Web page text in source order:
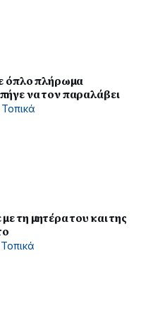
όπλο πλήρωμα
να τον παραλάβει
Τοπικά
τη μητέρα του και της
Τοπικά